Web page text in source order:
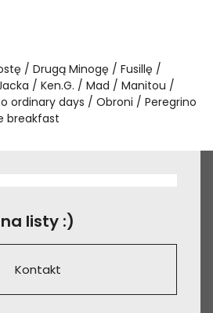
Drugą Minogę
Fusillę
Ken.G. Mad
Manitou
ordinary days Obroni
Peregrino
breakfast
listy :)
Kontakt